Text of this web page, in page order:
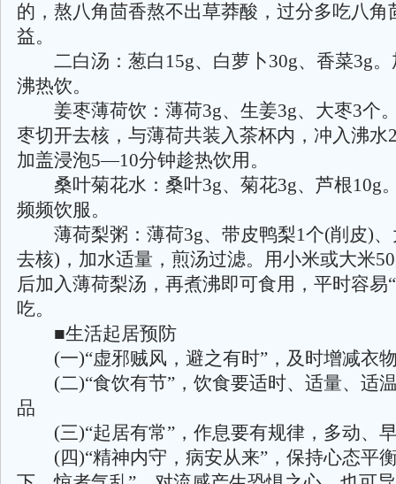
的，熬八角茴香熬不出草莽酸，过分多吃八角
益。
二白汤：葱白15g、白萝卜30g、香菜3g。
沸热饮。
姜枣薄荷饮：薄荷3g、生姜3g、大枣3个
枣切开去核，与薄荷共装入茶杯内，冲入沸
加盖浸泡5—10分钟趁热饮用。
桑叶菊花水：桑叶3g、菊花3g、芦根10g
频频饮服。
薄荷梨粥：薄荷3g、带皮鸭梨1个(削皮)、
去核)，加水适量，煎汤过滤。用小米或大米
后加入薄荷梨汤，再煮沸即可食用，平时容易
吃。
■生活起居预防
(一)“虚邪贼风，避之有时”，及时增减衣
(二)“食饮有节”，饮食要适时、适量、适
品
(三)“起居有常”，作息要有规律，多动、
(四)“精神内守，病安从来”，保持心态平